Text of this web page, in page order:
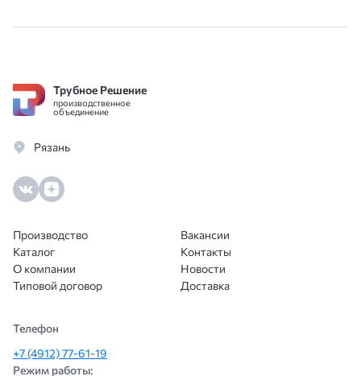
Трубное Решение
производственное
объединение
Рязань
Производство
Каталог
О компании
Типовой договор
Вакансии
Контакты
Новости
Доставка
Телефон
+7 (4912) 77-61-19
Режим работы: